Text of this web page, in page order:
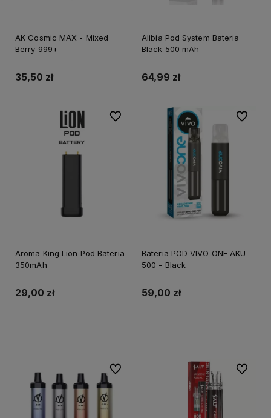
AK Cosmic MAX - Mixed
Berry 999+
35,50 zł
Alibia Pod System Bateria
Black 500 mAh
64,99 zł
Aroma King Lion Pod Bateria
350mAh
29,00 zł
Do ulubionych
Bateria POD VIVO ONE AKU
500 - Black
59,00 zł
Do
Do ulubionych Do